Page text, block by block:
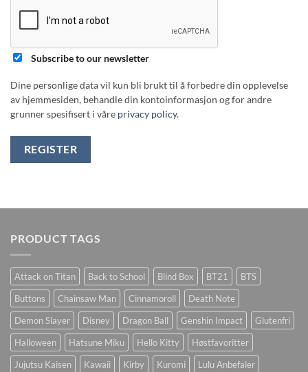
Subscribe to our newsletter
Dine personlige data vil kun bli brukt til å forbedre din opplevelse
av hjemmesiden, behandle din kontoinformasjon og for andre
grunner spesifisert i våre privacy policy.
REGISTER
PRODUCT TAGS
Attack on Titan Back to School Blind Box BT21
BTS
Buttons
Chainsaw Man Cinnamoroll
Death Note
Demon Slayer
Disney Dragon Ball Genshin Impact
Glutenfri
Halloween
Hatsune Miku Hello Kitty
Høstfavoritter
Jujutsu Kaisen
Kawaii Kirby Kuromi
Lulu Anbefaler